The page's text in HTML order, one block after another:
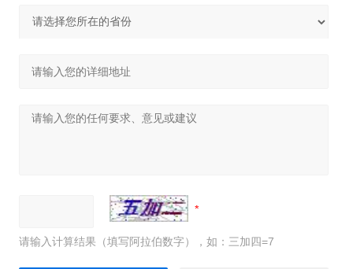
请输入计算结果（填写阿拉伯数字），如：三加四=7